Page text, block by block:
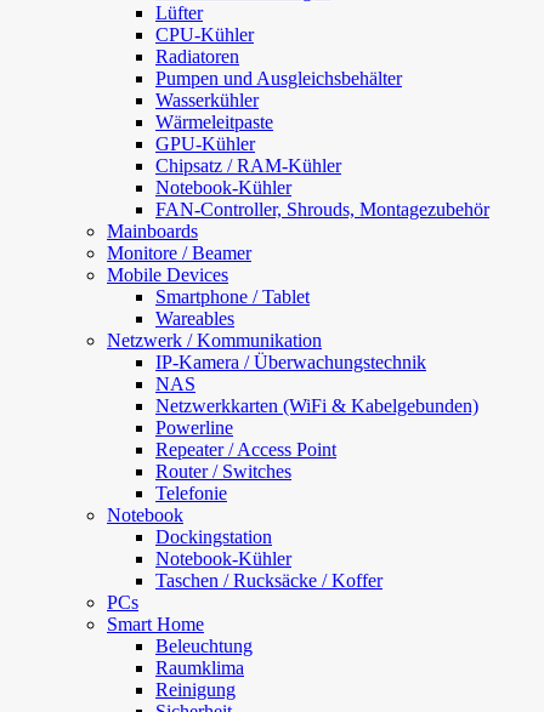
Lüfter
CPU-Kühler
Radiatoren
Pumpen und Ausgleichsbehälter
Wasserkühler
Wärmeleitpaste
GPU-Kühler
Chipsatz / RAM-Kühler
Notebook-Kühler
FAN-Controller, Shrouds, Montagezubehör
Mainboards
Monitore / Beamer
Mobile Devices
Smartphone / Tablet
Wareables
Netzwerk / Kommunikation
IP-Kamera / Überwachungstechnik
NAS
Netzwerkkarten (WiFi & Kabelgebunden)
Powerline
Repeater / Access Point
Router / Switches
Telefonie
Notebook
Dockingstation
Notebook-Kühler
Taschen / Rucksäcke / Koffer
PCs
Smart Home
Beleuchtung
Raumklima
Reinigung